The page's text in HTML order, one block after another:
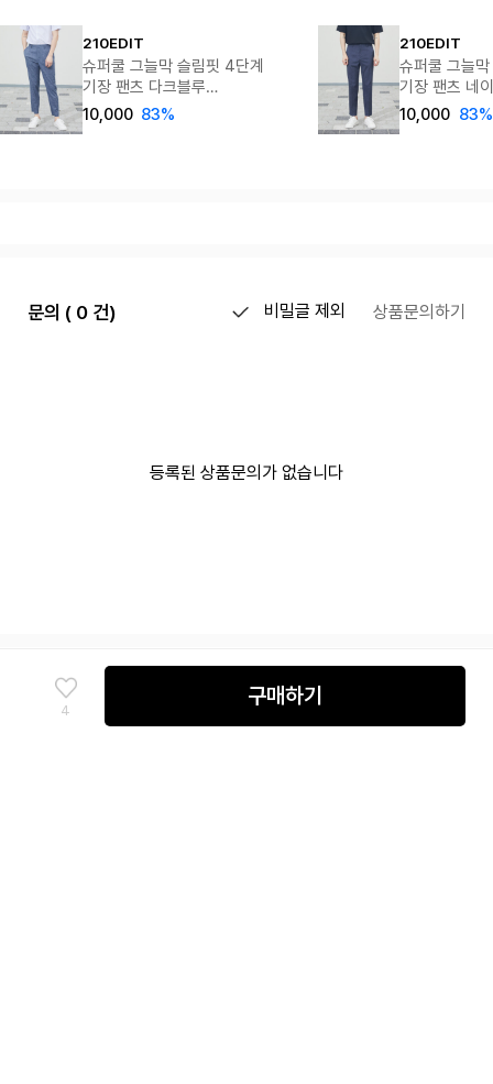
210EDIT
슈퍼쿨 그늘막 슬림핏 4단계
기장 팬츠 다크블루
ZA2PT041_DBL
10,000 83%
210EDIT
슈퍼쿨 그늘
기장 팬츠 네
10,000 83%
문의 ( 0 건) 비밀글 제외 상품문의하기
등록된 상품문의가 없습니다
상품고시정보
4
구매하기